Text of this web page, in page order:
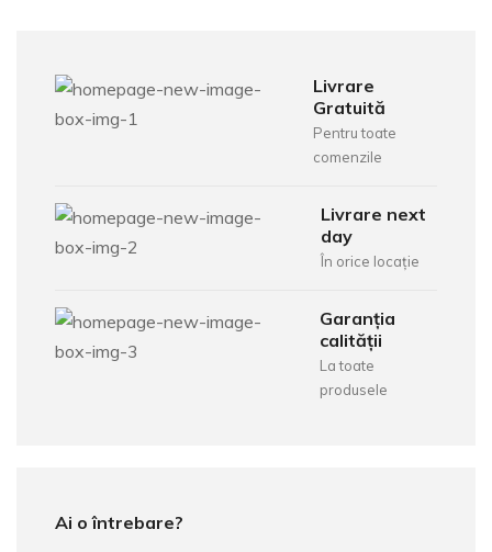
Livrare
Gratuită
Pentru toate
comenzile
Livrare next
day
În orice locație
Garanția
calității
La toate
produsele
Ai o întrebare?